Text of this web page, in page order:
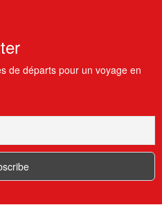
de départs pour un voyage en